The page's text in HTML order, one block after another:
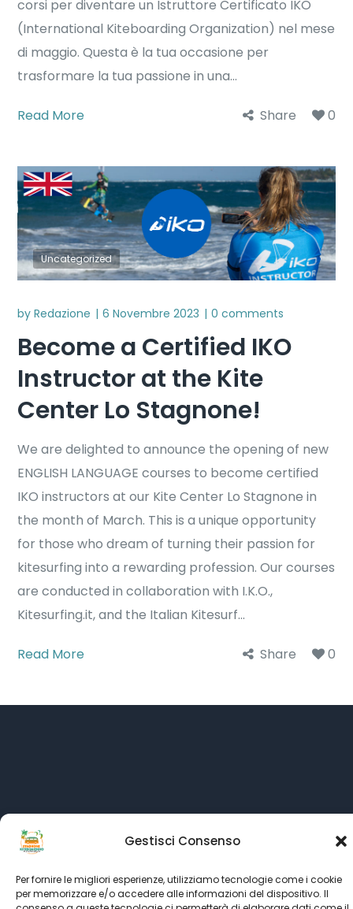
Gestisci Consenso
Per fornire le migliori esperienze, utilizziamo tecnologie come i cookie
per memorizzare e/o accedere alle informazioni del dispositivo. Il
corsi per diventare un Istruttore Certificato IKO
(International Kiteboarding Organization) nel mese
di maggio. Questa è la tua occasione per
trasformare la tua passione in una...
Read More Share 0
Uncategorized
byRedazione 6 Novembre 2023 0 comments
Become a Certified IKO
Instructor at the Kite
Center Lo Stagnone!
We are delighted to announce the opening of new
ENGLISH LANGUAGE courses to become certified
IKO instructors at our Kite Center Lo Stagnone in
the month of March. This is a unique opportunity
for those who dream of turning their passion for
kitesurfing into a rewarding profession. Our courses
are conducted in collaboration with I.K.O.,
Kitesurfing.it, and the Italian Kitesurf...
Read More Share 0
Language: